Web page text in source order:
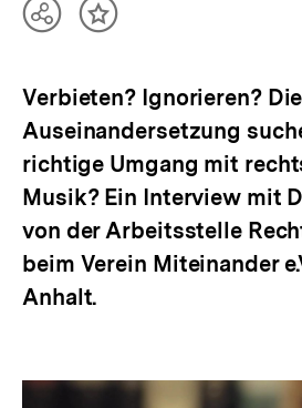
TeilenInhalt
Verbieten? Ignorieren?
Auseinandersetzung
richtige Umgang mit
Musik? Ein Interview mit
von der Arbeitsstelle
beim Verein Miteinander
Anhalt.